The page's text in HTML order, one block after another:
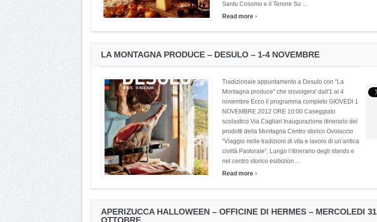
Santu Cosomo e il Tenore Su ...
Read more ›
LA MONTAGNA PRODUCE – DESULO – 1-4 NOVEMBRE
Tradizionale appuntamento a Desulo con "La
Montagna produce" che sisvolgera' dall'1 al 4
novembre Ecco il programma completo GIOVEDI 1
NOVEMBRE 2012 ORE 10:00 Caseggiato
scolastico Via Cagliari Inaugurazione itinerario dei
prodotti della Montagna Centro storico Ovolaccio
“Viaggio nelle tradizioni di vita e lavoro di un’antica
civiltà Pastorale”. Lungo l’itinerario degli stands e
nel centro storico esibizion ...
Read more ›
APERIZUCCA HALLOWEEN – OFFICINE DI HERMES – MERCOLEDI 31